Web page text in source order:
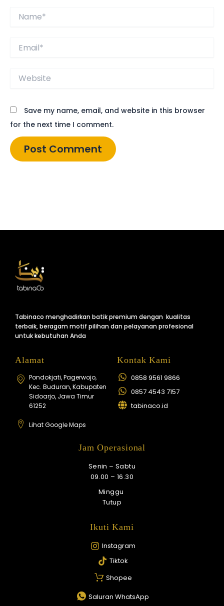
Website
Save my name, email, and website in this browser
for the next time I comment.
Tabinaco menghadirkan batik premium dengan kualitas
terbaik, beragam motif pilihan dan pelayanan profesional
untuk kebutuhan Anda
Alamat
Pondokjati, Pagerwojo,
Kec. Buduran, Kabupaten
Sidoarjo, Jawa Timur
61252
Lihat Google Maps
Kontak Kami
0858 9561 9866
0857 4543 7157
tabinaco.id
Jam Operasional
Senin – Sabtu
09.00 – 16.30
Minggu
Tutup
Ikuti Kami
Instagram
Tiktok
Shopee
Saluran WhatsApp